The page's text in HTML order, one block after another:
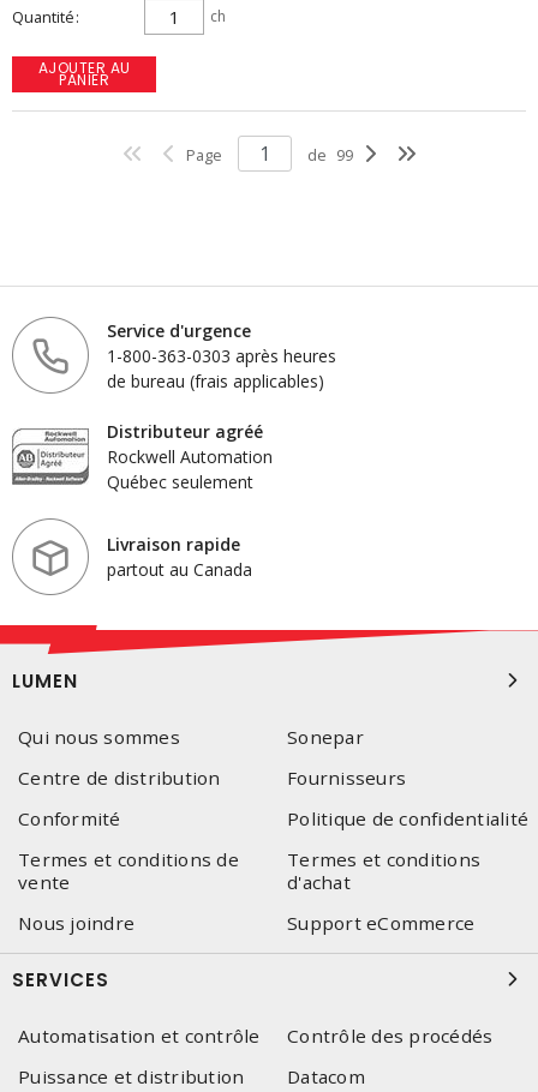
Quantité ch
AJOUTER AU
PANIER
Page de 99
Service d'urgence
1-800-363-0303 après heures
de bureau (frais applicables)
Distributeur agréé
Rockwell Automation
Québec seulement
Livraison rapide
partout au Canada
LUMEN
Qui nous sommes
Sonepar
Centre de distribution
Fournisseurs
Conformité
Politique de confidentialité
Termes et conditions de
vente
Termes et conditions
d'achat
Nous joindre
Support eCommerce
SERVICES
Automatisation et contrôle
Contrôle des procédés
Puissance et distribution
Datacom